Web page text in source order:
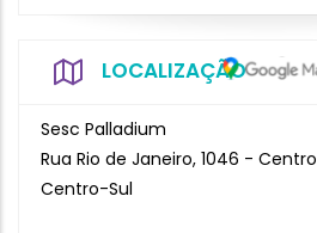
LOCALIZAÇÃO
Sesc Palladium
Rua Rio de Janeiro, 1046 - Centro
Centro-Sul